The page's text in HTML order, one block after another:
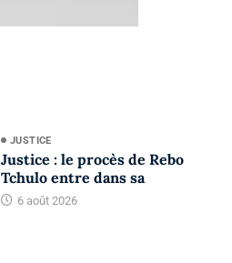
JUSTICE
Justice : le procès de Rebo
Tchulo entre dans sa
6 août 2026